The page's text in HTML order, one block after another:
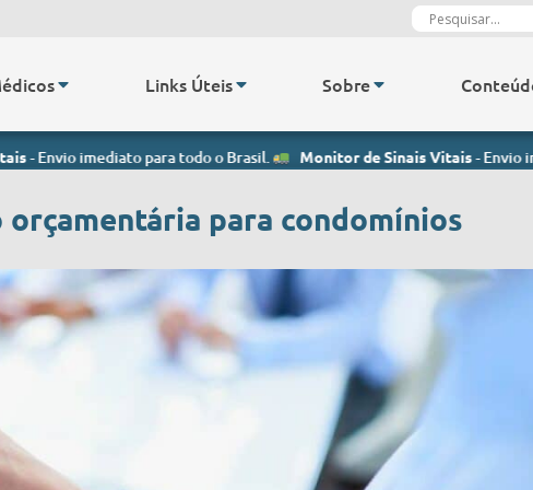
Links Úteis Sobre
imediato para todo o Brasil. Monitor de Sinais Vitais- Envio imediato
para condomínios